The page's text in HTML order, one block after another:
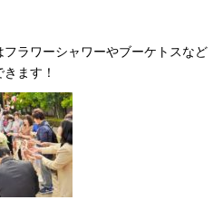
ラワーシャワーやブーケトスなど
ます！